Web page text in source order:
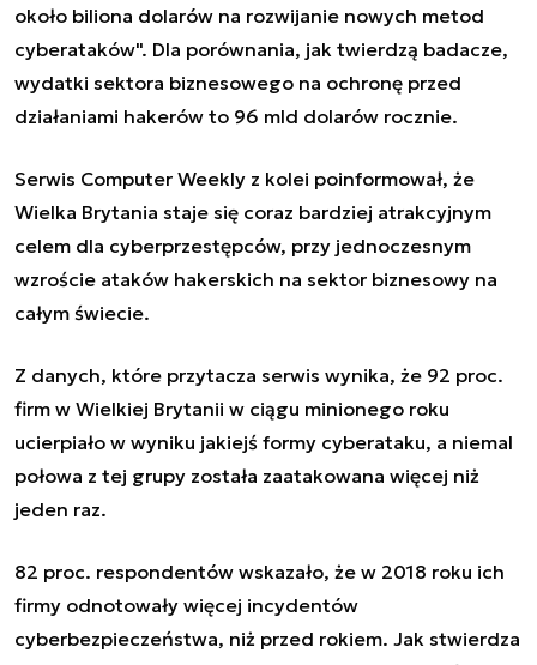
około biliona dolarów na rozwijanie nowych metod
cyberataków". Dla porównania, jak twierdzą badacze,
wydatki sektora biznesowego na ochronę przed
działaniami hakerów to 96 mld dolarów rocznie.
Serwis Computer Weekly z kolei poinformował, że
Wielka Brytania staje się coraz bardziej atrakcyjnym
celem dla cyberprzestępców, przy jednoczesnym
wzroście ataków hakerskich na sektor biznesowy na
całym świecie.
Z danych, które przytacza serwis wynika, że 92 proc.
firm w Wielkiej Brytanii w ciągu minionego roku
ucierpiało w wyniku jakiejś formy cyberataku, a niemal
połowa z tej grupy została zaatakowana więcej niż
jeden raz.
82 proc. respondentów wskazało, że w 2018 roku ich
firmy odnotowały więcej incydentów
cyberbezpieczeństwa, niż przed rokiem. Jak stwierdza